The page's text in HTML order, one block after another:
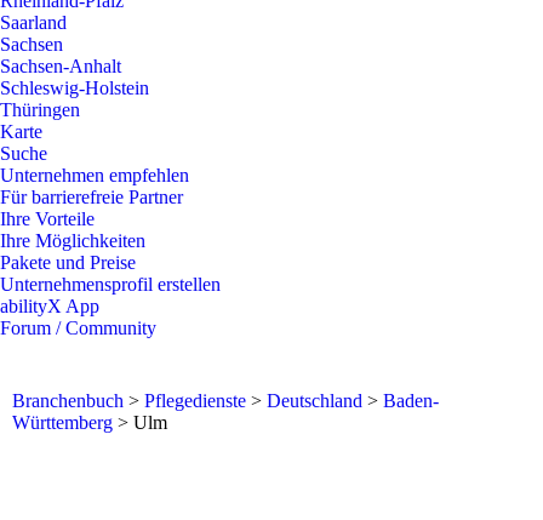
Saarland
Sachsen
Sachsen-Anhalt
Schleswig-Holstein
Thüringen
Karte
Suche
Unternehmen empfehlen
Für barrierefreie Partner
Ihre Vorteile
Ihre Möglichkeiten
Pakete und Preise
Unternehmensprofil erstellen
abilityX App
Forum / Community
Branchenbuch > Pflegedienste > Deutschland > Baden-
Württemberg > Ulm